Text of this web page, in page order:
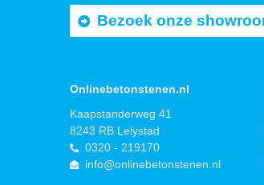
Bezoek onze
Onlinebetonstenen.nl
Kaapstanderweg 41
8243 RB Lelystad
0320 - 219170
info@onlinebetonstenen.nl